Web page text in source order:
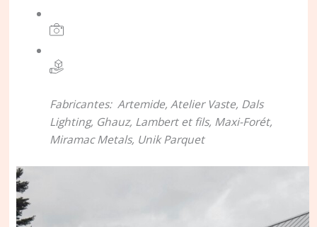
Fabricantes: Artemide, Atelier Vaste, Dals
Lighting, Ghauz, Lambert et fils, Maxi-Forét,
Miramac Metals, Unik Parquet